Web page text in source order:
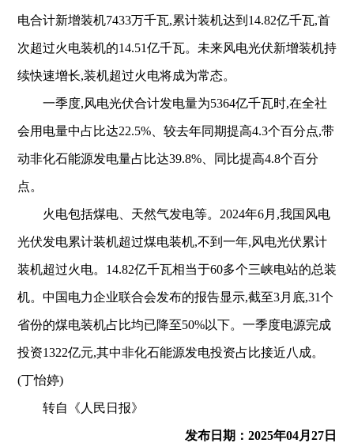
电合计新增装机7433万千瓦,累计装机达到14.82亿千瓦,首
次超过火电装机的14.51亿千瓦。未来风电光伏新增装机持
续快速增长,装机超过火电将成为常态。
一季度,风电光伏合计发电量为5364亿千瓦时,在全社
会用电量中占比达22.5%、较去年同期提高4.3个百分点,带
动非化石能源发电量占比达39.8%、同比提高4.8个百分
点。
火电包括煤电、天然气发电等。2024年6月,我国风电
光伏发电累计装机超过煤电装机,不到一年,风电光伏累计
装机超过火电。14.82亿千瓦相当于60多个三峡电站的总装
机。中国电力企业联合会发布的报告显示,截至3月底,31个
省份的煤电装机占比均已降至50%以下。一季度电源完成
投资1322亿元,其中非化石能源发电投资占比接近八成。
(丁怡婷)
转自《人民日报》
发布日期：2025年04月27日